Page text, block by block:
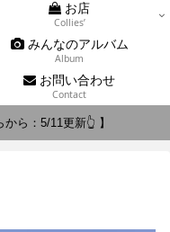
お店
Collies’
みんなのアルバム
Album
お問い合わせ
Contact
ら：5/11更新👆 】